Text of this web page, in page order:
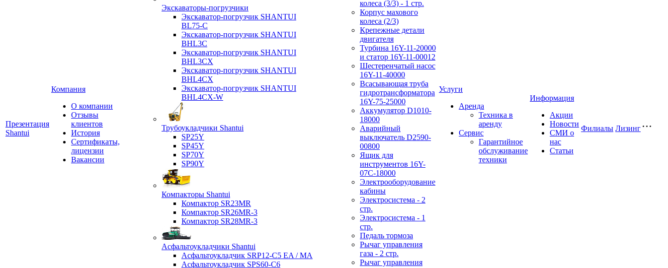
Презентация
Shantui
Компания
О компании
Отзывы
клиентов
История
Сертификаты,
лицензии
Вакансии
Экскаваторы-погрузчики
Экскаватор-погрузчик SHANTUI
BL75-C
Экскаватор-погрузчик SHANTUI
BHL3C
Экскаватор-погрузчик SHANTUI
BHL3CX
Экскаватор-погрузчик SHANTUI
BHL4CX
Экскаватор-погрузчик SHANTUI
BHL4CX-W
Трубоукладчики Shantui
SP25Y
SP45Y
SP70Y
SP90Y
Компакторы Shantui
Компактор SR23MR
Компактор SR26MR-3
Компактор SR28MR-3
Асфальтоукладчики Shantui
Асфальтоукладчик SRP12-C5 EA / МА
Асфальтоукладчик SPS60-C6
колеса (3/3) - 1 стр.
Корпус махового
колеса (2/3)
Крепежные детали
двигателя
Турбина 16Y-11-20000
и статор 16Y-11-00012
Шестеренчатый насос
16Y-11-40000
Всасывающая труба
гидротрансформатора
16Y-75-25000
Аккумулятор D1010-
18000
Аварийный
выключатель D2590-
00800
Ящик для
инструментов 16Y-
07С-18000
Электрооборудование
кабины
Электросистема - 2
стр.
Электросистема - 1
стр.
Педаль тормоза
Рычаг управления
газа - 2 стр.
Рычаг управления
Услуги
Аренда
Техника в
аренду
Сервис
Гарантийное
обслуживание
техники
Информация
Акции
Новости
СМИ о
нас
Статьи
Филиалы Лизинг